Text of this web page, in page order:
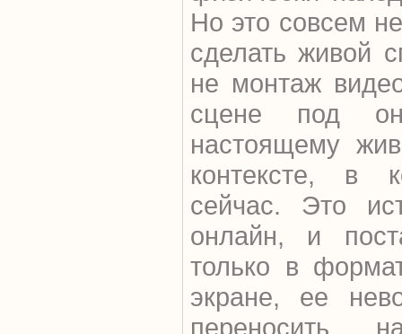
Но это совсем
сделать живой
не монтаж
сцене под
настоящему
контексте, в
сейчас. Это
онлайн, и
только в
экране, ее
переносить